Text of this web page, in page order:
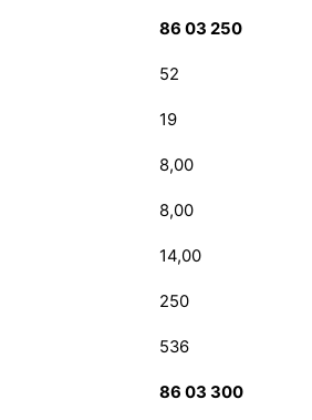
86 03 250
52
19
8,00
8,00
14,00
250
536
86 03 300